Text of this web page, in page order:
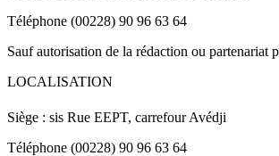
Téléphone (00228) 90 96 63 64
Sauf autorisation de la rédaction ou partenariat
LOCALISATION
Siège : sis Rue EEPT, carrefour Avédji
Téléphone (00228) 90 96 63 64